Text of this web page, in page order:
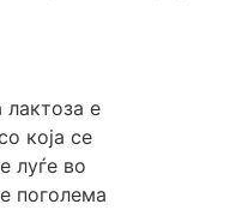
лактоза е
која се
луѓе во
поголема